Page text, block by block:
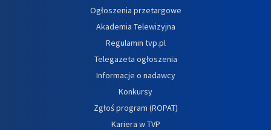
Ogłoszenia przetargowe
Akademia Telewizyjna
Regulamin tvp.pl
Telegazeta ogłoszenia
Informacje o nadawcy
Konkursy
Zgłoś program (ROPAT)
Kariera w TVP